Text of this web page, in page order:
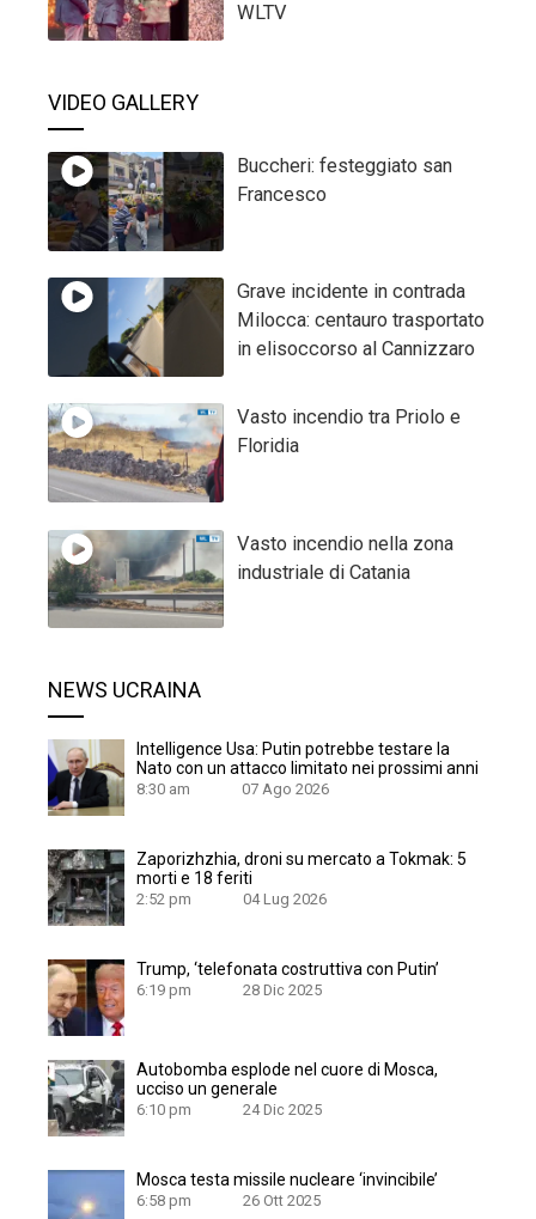
WLTV
VIDEO GALLERY
Buccheri: festeggiato san
Francesco
Grave incidente in contrada
Milocca: centauro trasportato
in elisoccorso al Cannizzaro
Vasto incendio tra Priolo e
Floridia
Vasto incendio nella zona
industriale di Catania
NEWS UCRAINA
Intelligence Usa: Putin potrebbe testare la
Nato con un attacco limitato nei prossimi anni
8:30 am 07 Ago 2026
Zaporizhzhia, droni su mercato a Tokmak: 5
morti e 18 feriti
2:52 pm 04 Lug 2026
Trump, ‘telefonata costruttiva con Putin’
6:19 pm 28 Dic 2025
Autobomba esplode nel cuore di Mosca,
ucciso un generale
6:10 pm 24 Dic 2025
Mosca testa missile nucleare ‘invincibile’
6:58 pm 26 Ott 2025